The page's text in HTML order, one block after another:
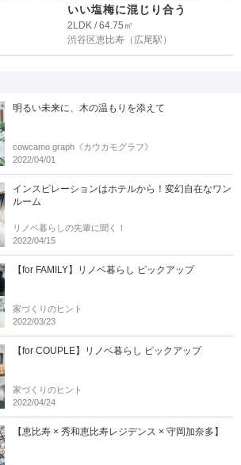
いい塩梅に混じり合う
2LDK / 64.75㎡
渋谷区恵比寿 （広尾駅）
明るい未来に、木の温もりを添えて
cowcamo graph《カウカモグラフ》
2022/04/01
インスピレーションはホテルから！変幻自在なワン
ルーム
リノベ暮らしの先輩に聞く！
2022/04/15
【for FAMILY】リノベ暮らし ピックアップ
家づくりのヒント
2022/03/23
【for COUPLE】リノベ暮らし ピックアップ
家づくりのヒント
2022/04/24
【恵比寿 × 秀和恵比寿レジデンス × 守岡加奈多】